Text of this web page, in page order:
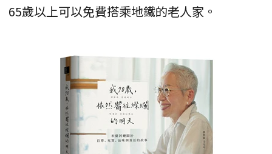
65歲以上可以免費搭乘地鐵的老人家。